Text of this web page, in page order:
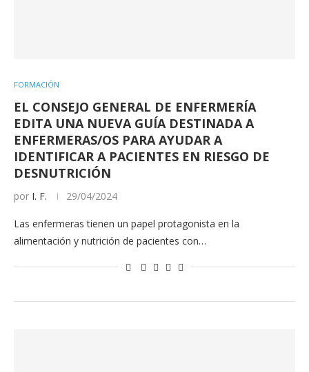
FORMACIÓN
EL CONSEJO GENERAL DE ENFERMERÍA
EDITA UNA NUEVA GUÍA DESTINADA A
ENFERMERAS/OS PARA AYUDAR A
IDENTIFICAR A PACIENTES EN RIESGO DE
DESNUTRICIÓN
por I. F. 29/04/2024
Las enfermeras tienen un papel protagonista en la
alimentación y nutrición de pacientes con…